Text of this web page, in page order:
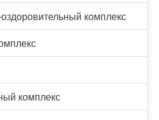
комплекс
комплекс